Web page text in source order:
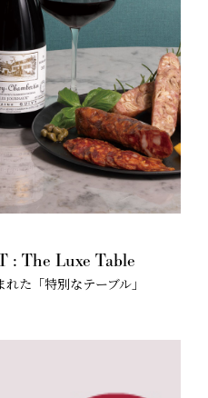
: The Luxe Table
た「特別なテーブル」